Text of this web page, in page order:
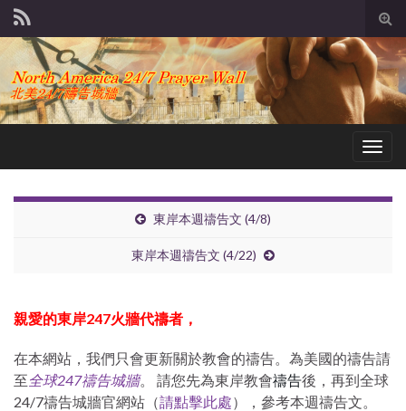
東岸本週禱告文 (4/8)
東岸本週禱告文 (4/22)
親愛的東岸247火牆代禱者，
在本網站，我們只會更新關於教會的禱告。為美國的禱告請
至全球247禱告城牆。 請您先為東岸教會禱告後，再到全球
24/7禱告城牆官網站（請點擊此處），參考本週禱告文。